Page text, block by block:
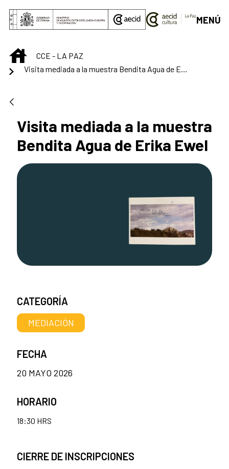
Saltar al contenido principal
MENÚ
INICIOCCE - LA PAZ
Visita mediada a la muestra Bendita Agua de Erika Ewel
Visita mediada a la muestra
Bendita Agua de Erika Ewel
CATEGORÍA
MEDIACIÓN
FECHA
20 MAYO 2026
HORARIO
18:30 HRS
CIERRE DE INSCRIPCIONES